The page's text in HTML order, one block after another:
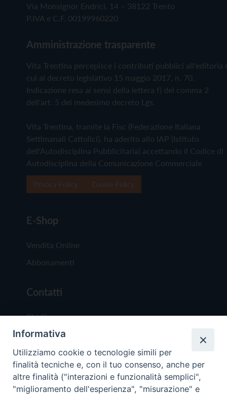
Via Monsignor Endrici, 14 – 38122 Trento
P.IVA e C.F. 00199960220
Amministrazione trasparente
Vita Trentina percepisce i contributi pubblici all'editoria
cui al decreto legislativo 15 maggio 2017, n. 70.
Indicazione resa ai sensi della lettera f) del comma 2
dell'art. 5 del medesimo decreto Lgs.
Vita Trentina, tramite la Fisc (Federazione Italiana
Settimanali Cattolici), ha aderito allo IAP (Istituto
dell'Autodisciplina Pubblicitaria) accettando il Codice di
Autodisciplina della Comunicazione Commerciale
E-Shop
Vendita Online
Abbonamenti
Contatti
Chi Siamo
Redazione
Scrivici
Informativa
Utilizziamo cookie o tecnologie simili per
finalità tecniche e, con il tuo consenso, anche per
altre finalità ("interazioni e funzionalità semplici",
"miglioramento dell'esperienza", "misurazione" e